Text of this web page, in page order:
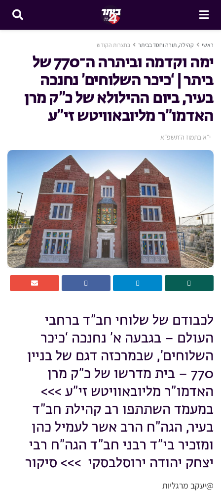
ראשי קהילה, תורה וחסד בביתר בחצרות הקודש
ימה וקדמה וביתרה ה־770 של
ביתר | ‘כיכר השלוחים’ נחנכה
בעיר, ביום ההילולא של כ”ק מרן
האדמו”ר מליובאוויטש זי”ע
י״א בתמוז ה׳תשפ״א
לכבודם של שלוחי חב”ד ברחבי
העולם – בגבעה א’ נחנכה ‘כיכר
השלוחים’, שבמרכזה דגם של בניין
770 – בית מדרשו של כ”ק מרן
האדמו”ר מליובאוויטש זי”ע >>>
במעמד השתתפו רב קהילת חב”ד
בעיר, הגה”ח הרב אשר לעמיל כהן
ומזכיר בי”ד רבני חב”ד הגה”ח רבי
יצחק יהודה ירוסלבסקי >>> סיקור
@יעקב מרגליות